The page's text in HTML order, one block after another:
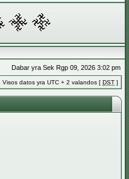
Dabar yra Sek Rgp 09, 2026 3:02 pm
Visos datos yra UTC + 2 valandos [ DST ]